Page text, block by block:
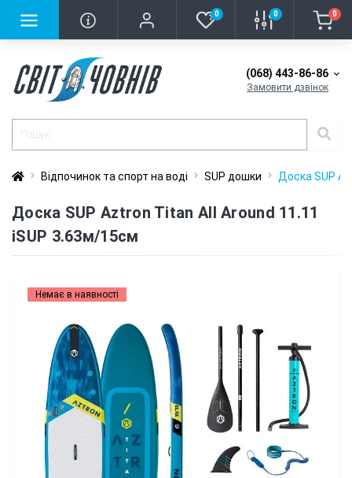
0 0 0
(068) 443-86-86
Замовити дзвінок
Відпочинок та спорт на воді SUP дошки Доска SUP
Доска SUP Aztron Titan All Around 11.11
iSUP 3.63м/15см
Немає в наявності